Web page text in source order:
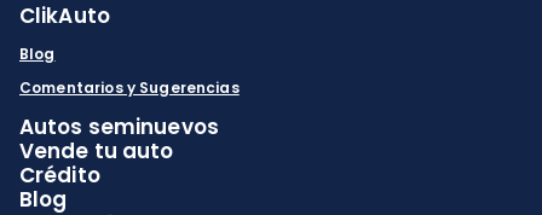
ClikAuto
Blog
Comentarios y Sugerencias
Autos seminuevos
Vende tu auto
Crédito
Blog